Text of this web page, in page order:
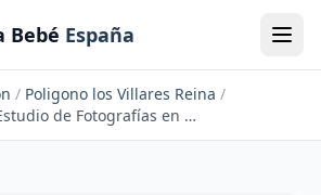
Bebé España
/ Poligono los Villares Reina /
Susigg Fotografía - Estudio de Fotografías en Salamanca